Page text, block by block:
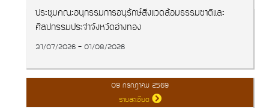
ประชุมคณะอนุกรรมการอนุรักษ์สิ่งแวดล้อมธรรมชาติและ
ศิลปกรรมประจำจังหวัดอ่างทอง
31/07/2026 - 01/08/2026
09 กรกฎาคม 2569
รายละเอียด